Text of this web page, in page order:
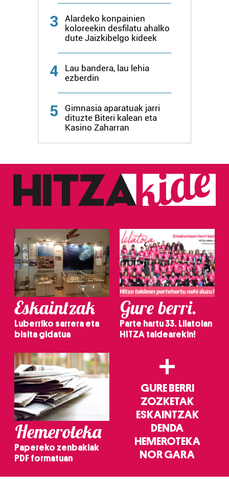
3
Alardeko konpainien
koloreekin desfilatu ahalko
dute Jaizkibelgo kideek
4
Lau bandera, lau lehia
ezberdin
5
Gimnasia aparatuak jarri
dituzte Biteri kalean eta
Kasino Zaharran
Eskaintzak
Luberriko sarrera eta
bisita gidatua
Gure berri.
Parte hartu 33. Lilatoian
HITZA taldearekin!
Hemeroteka
Papereko zenbakiak
PDF formatuan
+
GURE BERRI
ZOZKETAK
ESKAINTZAK
DENDA
HEMEROTEKA
NOR GARA